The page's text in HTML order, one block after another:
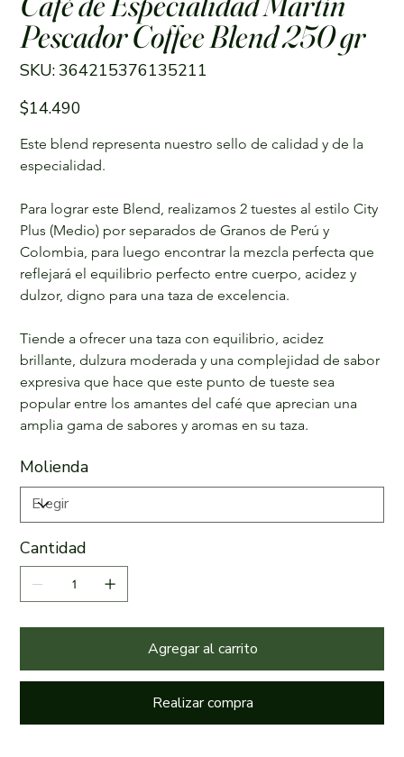
Pescador Coffee Blend 250 gr
SKU: SKU
364215376135211
364215376135211
Precio
$14.490
Este blend representa nuestro sello de calidad y de la
especialidad.
Para lograr este Blend, realizamos 2 tuestes al estilo City
Plus (Medio) por separados de Granos de Perú y
Colombia, para luego encontrar la mezcla perfecta que
reflejará el equilibrio perfecto entre cuerpo, acidez y
dulzor, digno para una taza de excelencia.
Tiende a ofrecer una taza con equilibrio, acidez
brillante, dulzura moderada y una complejidad de sabor
expresiva que hace que este punto de tueste sea
popular entre los amantes del café que aprecian una
amplia gama de sabores y aromas en su taza.
Molienda
Cantidad
Agregar al carrito
Realizar compra